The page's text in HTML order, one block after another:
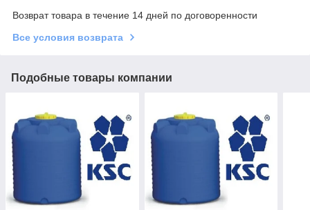
Возврат товара в течение 14 дней по договоренности
Все условия возврата
Подобные товары компании